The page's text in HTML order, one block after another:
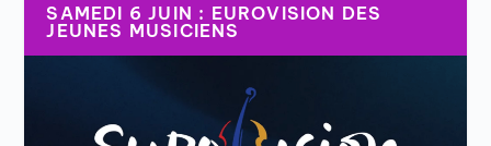
SAMEDI 6 JUIN : EUROVISION DES
JEUNES MUSICIENS